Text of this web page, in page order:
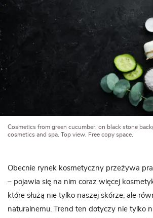
Cosmetics from green cucumber, on black stone
cosmetics and spa. Top view. Free copy space.
Obecnie rynek kosmetyczny przeżywa
– pojawia się na nim coraz więcej
które służą nie tylko naszej skórze, ale
naturalnemu. Trend ten dotyczy nie tylko